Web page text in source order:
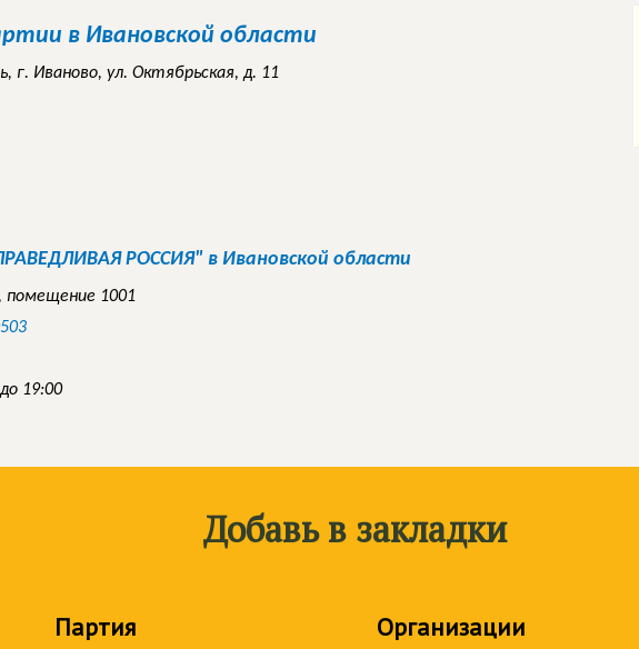
в Ивановской области
г. Иваново, ул. Октябрьская, д. 11
РОССИЯ" в Ивановской области
помещение 1001
19:00
Добавь в закладки
Партия Организации